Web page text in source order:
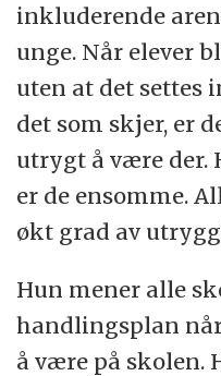
inkluderende
unge. Når elever
uten at det settes
det som skjer, er
utrygt å være der.
er de ensomme.
økt grad av
Hun mener alle
handlingsplan
å være på skolen.